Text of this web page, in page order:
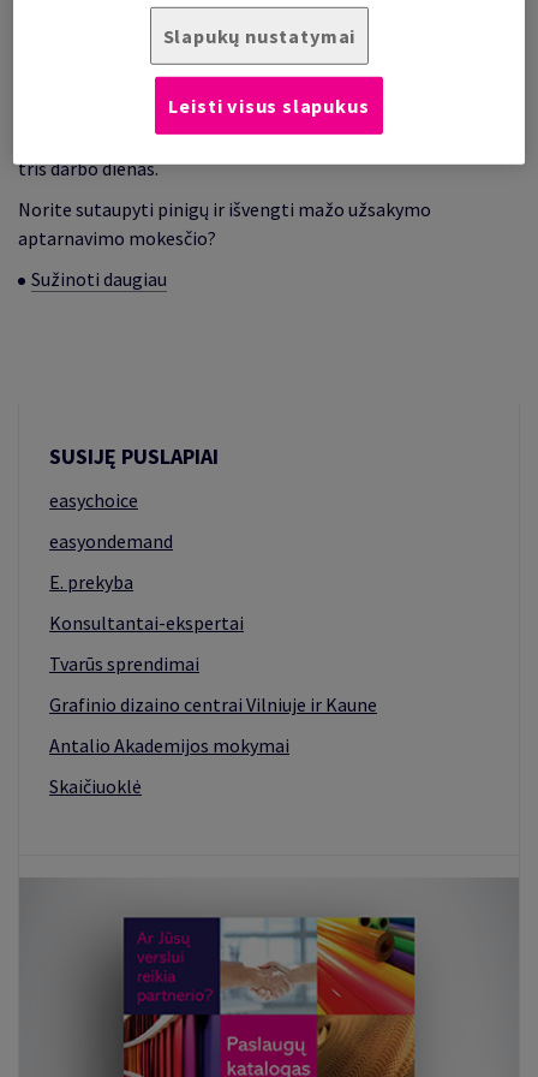
darbo dienomis iki 17.00 val.
Užsakymo pateikimo terminas pirmadieniais -
penktadieniais iki 12:00 val. (viena - trys darbo dienos prieš
Jei prekės yra Rygos sandėlyje, jos bus pristatytos per dvi -
tris darbo dienas.
Norite sutaupyti pinigų ir išvengti mažo užsakymo
aptarnavimo mokesčio?
Sužinoti daugiau
SUSIJĘ PUSLAPIAI
easychoice
easyondemand
E. prekyba
Konsultantai-ekspertai
Tvarūs sprendimai
Grafinio dizaino centrai Vilniuje ir Kaune
Antalio Akademijos mokymai
Skaičiuoklė
Slapukų nustatymai
Leisti visus slapukus